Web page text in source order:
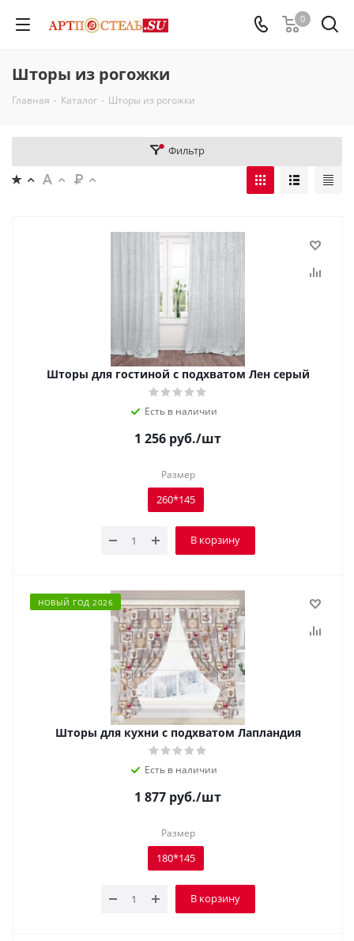
0
Шторы из рогожки
Главная - Каталог - Шторы из рогожки
Фильтр
Шторы для гостиной с подхватом Лен серый
Есть в наличии
1 256 руб./шт
Размер
260*145
В корзину
НОВЫЙ ГОД 2026
Шторы для кухни с подхватом Лапландия
Есть в наличии
1 877 руб./шт
Размер
180*145
В корзину